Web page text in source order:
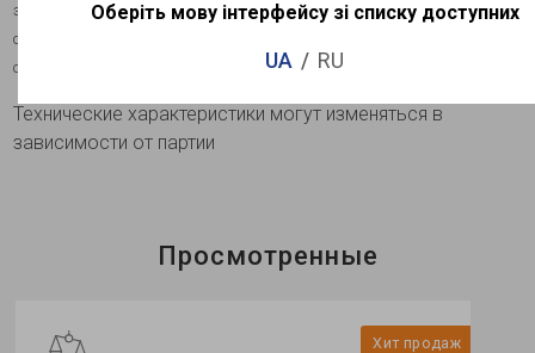
это современный надежный продукт высокого качества для
освещения жилых, административно-офисных, торговых,
общественных и др.помещений.
Технические характеристики могут изменяться в
зависимости от партии
Просмотренные
Хит продаж
Оберіть мову інтерфейсу зі списку доступних
UA RU